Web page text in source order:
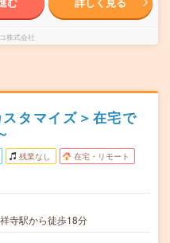
株式会社
タマイズ＞在宅で
残業なし 在宅・リモート
寺駅から徒歩18分